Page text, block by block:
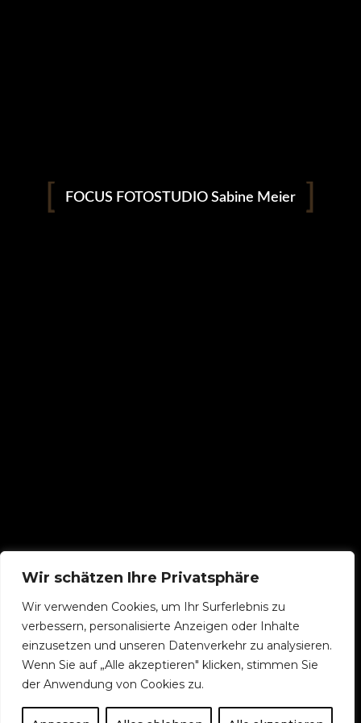
Wir schätzen Ihre Privatsphäre
Wir verwenden Cookies, um Ihr Surferlebnis zu
verbessern, personalisierte Anzeigen oder Inhalte
einzusetzen und unseren Datenverkehr zu analysieren.
Wenn Sie auf „Alle akzeptieren" klicken, stimmen Sie
der Anwendung von Cookies zu.
FOCUS FOTOSTUDIO Sabine Meier
entschieden.
instagram